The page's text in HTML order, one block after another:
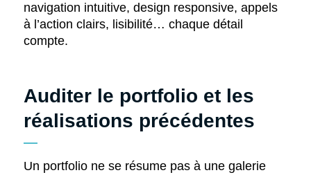
navigation intuitive, design responsive, appels
à l’action clairs, lisibilité… chaque détail
compte.
Auditer le portfolio et les
réalisations précédentes
Un portfolio ne se résume pas à une galerie